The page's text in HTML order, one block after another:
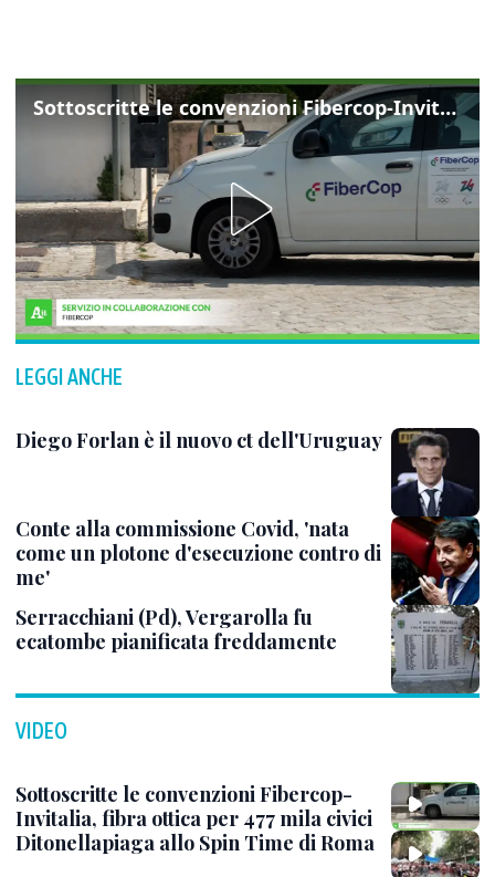
Sottoscritte le convenzioni Fibercop-Invitalia, fibra ottica per 477 mila civici
LEGGI ANCHE
Diego Forlan è il nuovo ct dell'Uruguay
Conte alla commissione Covid, 'nata
come un plotone d'esecuzione contro di
me'
Serracchiani (Pd), Vergarolla fu
ecatombe pianificata freddamente
VIDEO
Sottoscritte le convenzioni Fibercop-
Invitalia, fibra ottica per 477 mila civici
Ditonellapiaga allo Spin Time di Roma